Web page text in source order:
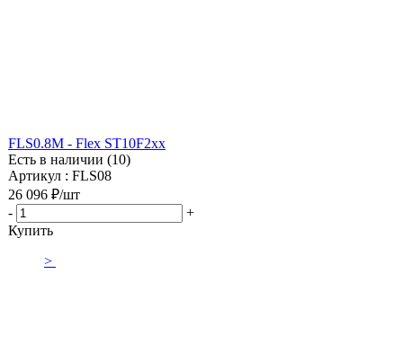
FLS0.8M - Flex ST10F2xx
Есть в наличии (10)
Артикул : FLS08
26 096 ₽/шт
-
+
Купить
>